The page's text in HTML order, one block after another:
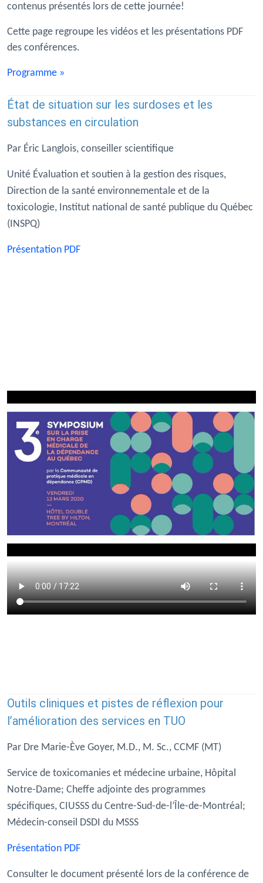
contenus présentés lors de cette journée!
Cette page regroupe les vidéos et les présentations PDF
des conférences.
Programme »
État de situation sur les surdoses et les
substances en circulation
Par Éric Langlois, conseiller scientifique
Unité Évaluation et soutien à la gestion des risques,
Direction de la santé environnementale et de la
toxicologie, Institut national de santé publique du Québec
(INSPQ)
Présentation PDF
Outils cliniques et pistes de réflexion pour
l’amélioration des services en TUO
Par Dre Marie-Ève Goyer, M.D., M. Sc., CCMF (MT)
Service de toxicomanies et médecine urbaine, Hôpital
Notre-Dame; Cheffe adjointe des programmes
spécifiques, CIUSSS du Centre-Sud-de-l’Île-de-Montréal;
Médecin-conseil DSDI du MSSS
Présentation PDF
Consulter le document présenté lors de la conférence de